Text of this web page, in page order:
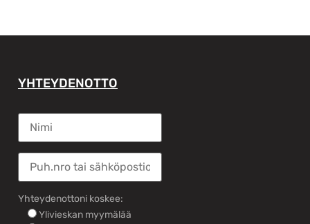
YHTEYDENOTTO
Yhteydenottoni koskee:
Ylivieskan myymälää